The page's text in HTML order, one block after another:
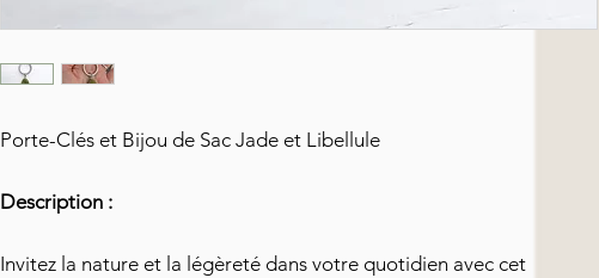
Porte-Clés et Bijou de Sac Jade et Libellule
Description :
Invitez la nature et la légèreté dans votre quotidien avec cet